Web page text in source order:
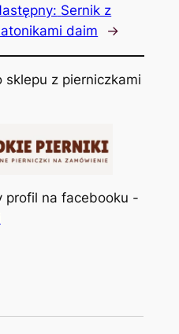
Sernik z
daim
→
sklepu z pierniczkami
profil na facebooku -